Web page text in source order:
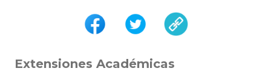
Extensiones Académicas